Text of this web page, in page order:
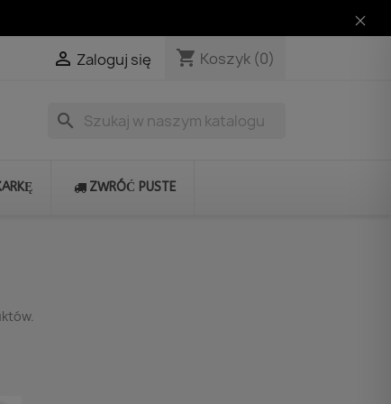
 Zaloguj się shopping_cart Koszyk (0)
search
ZWRÓĆ PUSTE